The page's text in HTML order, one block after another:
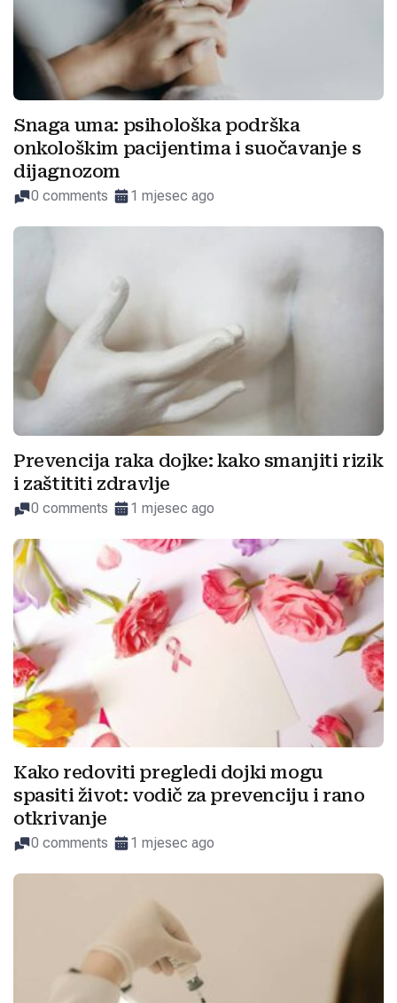
Snaga uma: psihološka podrška
onkološkim pacijentima i suočavanje s
dijagnozom
0 comments 1 mjesec ago
Prevencija raka dojke: kako smanjiti rizik
i zaštititi zdravlje
0 comments 1 mjesec ago
Kako redoviti pregledi dojki mogu
spasiti život: vodič za prevenciju i rano
otkrivanje
0 comments 1 mjesec ago